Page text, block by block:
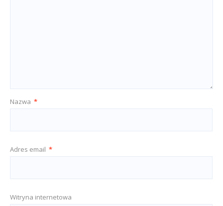
Nazwa *
Adres email *
Witryna internetowa